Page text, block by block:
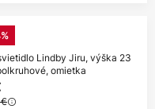
Lindby Jiru, výška 23
omietka